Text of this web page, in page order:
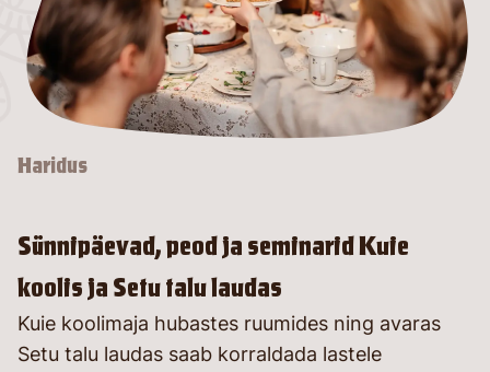
Haridus
Sünnipäevad, peod ja seminarid Kuie
koolis ja Setu talu laudas
Kuie koolimaja hubastes ruumides ning avaras
Setu talu laudas saab korraldada lastele